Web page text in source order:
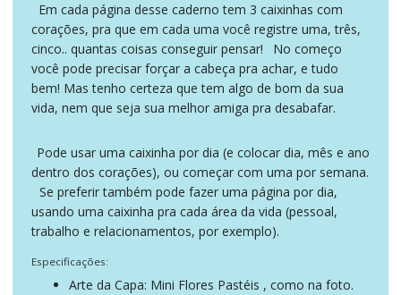
Em cada página desse caderno tem 3 caixinhas com
corações, pra que em cada uma você registre uma, três,
cinco.. quantas coisas conseguir pensar!
No começo
você pode precisar forçar a cabeça pra achar, e tudo
bem! Mas tenho certeza que tem algo de bom da sua
vida, nem que seja sua melhor amiga pra desabafar.
Pode usar uma caixinha por dia (e colocar dia, mês e ano
dentro dos corações), ou começar com uma por semana.
Se preferir também pode fazer uma página por dia,
usando uma caixinha pra cada área da vida (pessoal,
trabalho e relacionamentos, por exemplo).
Especificações:
Arte da Capa: Mini Flores Pastéis , como na foto.